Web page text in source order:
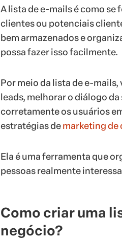
A lista de e-mails é como se
clientes ou potenciais
bem armazenados e
possa fazer isso facilmente.
Por meio da lista de e-
leads, melhorar o diálogo
corretamente os usuários
estratégias demarketing de
Ela é uma ferramenta que
pessoas realmente
Como criar uma
negócio?